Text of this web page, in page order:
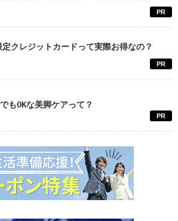
PR
クレジットカードって実際お得なの？
PR
もOKな美脚ケアって？
PR